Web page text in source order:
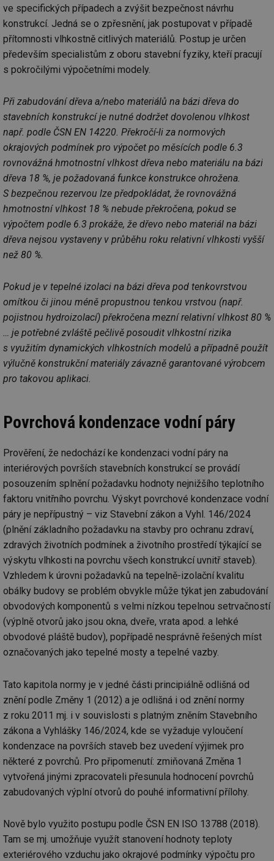
ve specifických případech a zvýšit bezpečnost návrhu
konstrukcí. Jedná se o zpřesnění, jak postupovat v případě
přítomnosti vlhkostně citlivých materiálů. Postup je určen
především specialistům z oboru stavební fyziky, kteří pracují
s pokročilými výpočetními modely.
Při zabudování dřeva a/nebo materiálů na bázi dřeva do
stavebních konstrukcí je nutné dodržet dovolenou vlhkost
např. podle ČSN EN 14220. Překročí-li za normových
okrajových podmínek pro výpočet po měsících podle 6.3
rovnovážná hmotnostní vlhkost dřeva nebo materiálu na bázi
dřeva 18 %, je požadovaná funkce konstrukce ohrožena.
S bezpečnou rezervou lze předpokládat, že rovnovážná
hmotnostní vlhkost 18 % nebude překročena, pokud se
výpočtem podle 6.3 prokáže, že dřevo nebo materiál na bázi
dřeva nejsou vystaveny v průběhu roku relativní vlhkosti vyšší
než 80 %.
Pokud je v tepelné izolaci na bázi dřeva pod tenkovrstvou
omítkou či jinou méně propustnou tenkou vrstvou (např.
pojistnou hydroizolací) překročena mezní relativní vlhkost 80 %
… je potřebné zvláště pečlivě posoudit vlhkostní rizika
s využitím dynamických vlhkostních modelů a případně použít
výlučně konstrukční materiály závazně garantované výrobcem
pro takovou aplikaci.
Povrchová kondenzace vodní páry
Prověření, že nedochází ke kondenzaci vodní páry na
interiérových površích stavebních konstrukcí se provádí
posouzením splnění požadavku hodnoty nejnižšího teplotního
faktoru vnitřního povrchu. Výskyt povrchové kondenzace vodní
páry je nepřípustný – viz Stavební zákon a Vyhl. 146/2024
(plnění základního požadavku na stavby pro ochranu zdraví,
zdravých životních podmínek a životního prostředí týkající se
výskytu vlhkosti na povrchu všech konstrukcí uvnitř staveb).
Vzhledem k úrovni požadavků na tepelně-izolační kvalitu
obálky budovy se problém obvykle může týkat jen zabudování
obvodových komponentů s velmi nízkou tepelnou setrvačností
(výplně otvorů jako jsou okna, dveře, vrata apod. a lehké
obvodové pláště budov), popřípadě nesprávně řešených míst
označovaných jako tepelné mosty a tepelné vazby.
Tato kapitola normy je v jedné části principiálně odlišná od
znění podle Změny 1 (2012) a je odlišná i od znění normy
z roku 2011 mj. i v souvislosti s platným zněním Stavebního
zákona a Vyhlášky 146/2024, kde se vyžaduje vyloučení
kondenzace na površích staveb bez uvedení výjimek pro
některé z povrchů. Pro připomenutí: zmiňovaná Změna 1
vytvořená jinými zpracovateli přesunula hodnocení povrchů
zabudovaných výplní otvorů do pouhé informativní přílohy.
Nově bylo využito postupu podle ČSN EN ISO 13788 (2018).
Tam se mj. umožňuje využít stanovení hodnoty teploty
exteriérového vzduchu jako okrajové podmínky výpočtu pro